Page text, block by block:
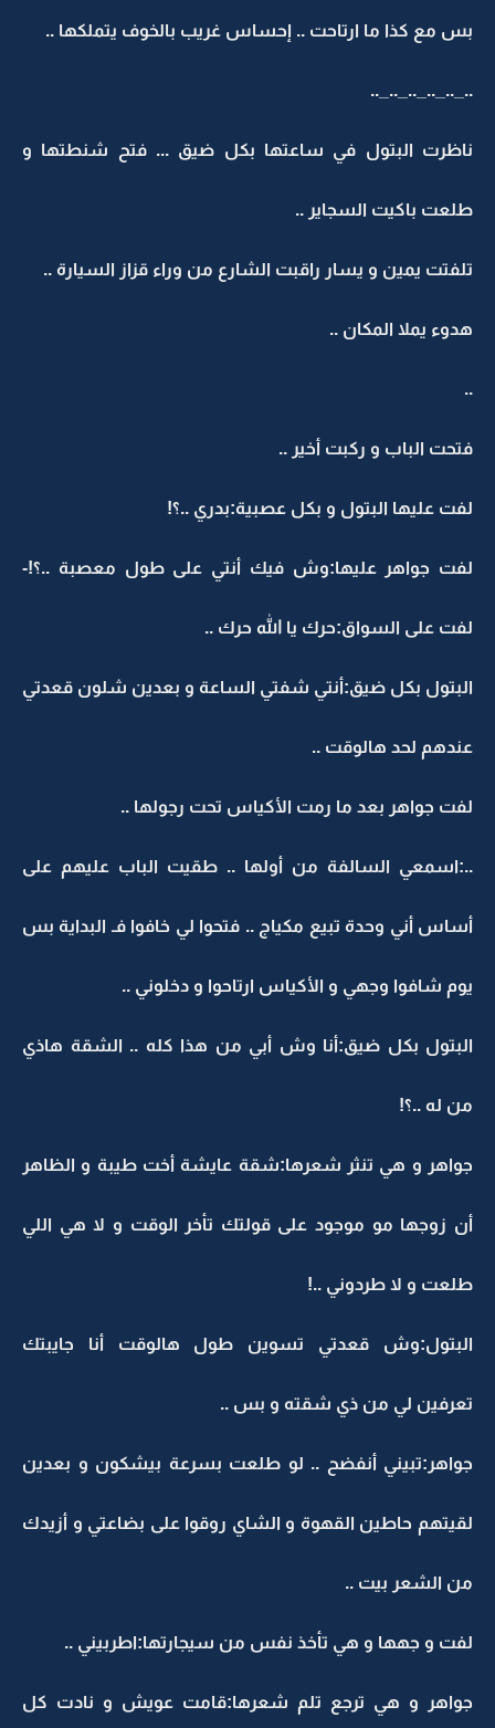
بس مع كذا ما ارتاحت .. إحساس غريب بالخوف يتملكها ..
.._.._.._.._.._..
ناظرت البتول في ساعتها بكل ضيق ... فتح شنطتها و
طلعت باكيت السجاير ..
تلفتت يمين و يسار راقبت الشارع من وراء قزاز السيارة ..
هدوء يملا المكان ..
..
فتحت الباب و ركبت أخير ..
لفت عليها البتول و بكل عصبية:بدري ..؟!
لفت جواهر عليها:وش فيك أنتي على طول معصبة ..؟!-
لفت على السواق:حرك يا الله حرك ..
البتول بكل ضيق:أنتي شفتي الساعة و بعدين شلون قعدتي
عندهم لحد هالوقت ..
لفت جواهر بعد ما رمت الأكياس تحت رجولها ..
..:اسمعي السالفة من أولها .. طقيت الباب عليهم على
أساس أني وحدة تبيع مكياج .. فتحوا لي خافوا فـ البداية بس
يوم شافوا وجهي و الأكياس ارتاحوا و دخلوني ..
البتول بكل ضيق:أنا وش أبي من هذا كله .. الشقة هاذي
من له ..؟!
جواهر و هي تنثر شعرها:شقة عايشة أخت طيبة و الظاهر
أن زوجها مو موجود على قولتك تأخر الوقت و لا هي اللي
طلعت و لا طردوني ..!
البتول:وش قعدتي تسوين طول هالوقت أنا جايبتك
تعرفين لي من ذي شقته و بس ..
جواهر:تبيني أنفضح .. لو طلعت بسرعة بيشكون و بعدين
لقيتهم حاطين القهوة و الشاي روقوا على بضاعتي و أزيدك
من الشعر بيت ..
لفت و جهها و هي تأخذ نفس من سيجارتها:اطربيني ..
جواهر و هي ترجع تلم شعرها:قامت عويش و نادت كل